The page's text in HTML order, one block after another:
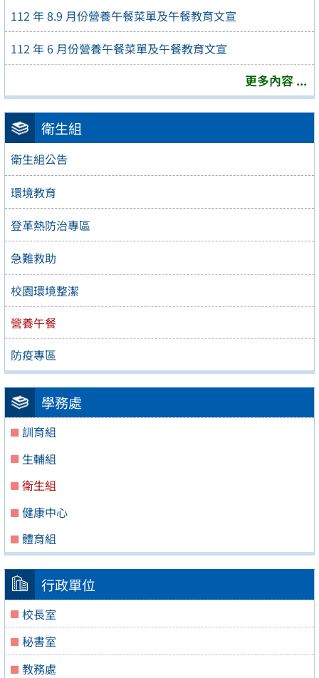
112 年 8.9 月份營養午餐菜單及午餐教育文宣
112 年 6 月份營養午餐菜單及午餐教育文宣
更多內容 ...
衛生組
衛生組公告
環境教育
登革熱防治專區
急難救助
校園環境整潔
營養午餐
防疫專區
學務處
訓育組
生輔組
衛生組
健康中心
體育組
行政單位
校長室
秘書室
教務處